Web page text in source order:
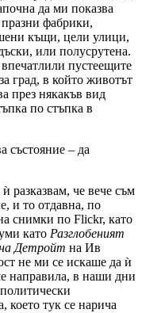
да ми показва
фабрики,
къщи, цели улици,
или полусрутена.
пустеещите
град, в който животът
през някакъв вид
по стъпка в
състояние – да
разказвам, че вече съм
и то отдавна, по
снимки по Flickr, като
като Разглобеният
Детройт на Ив
не ми се искаше да ѝ
направила, в наши дни
което тук се нарича